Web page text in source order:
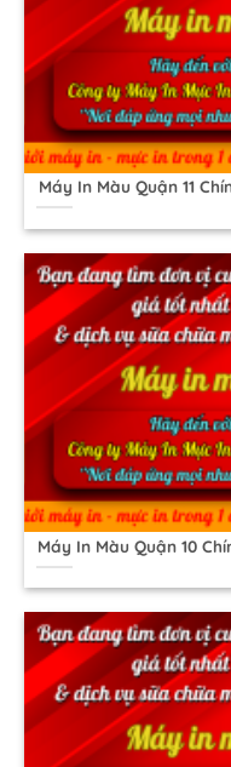
Máy In Màu Quận 11
Máy In Màu Quận 10